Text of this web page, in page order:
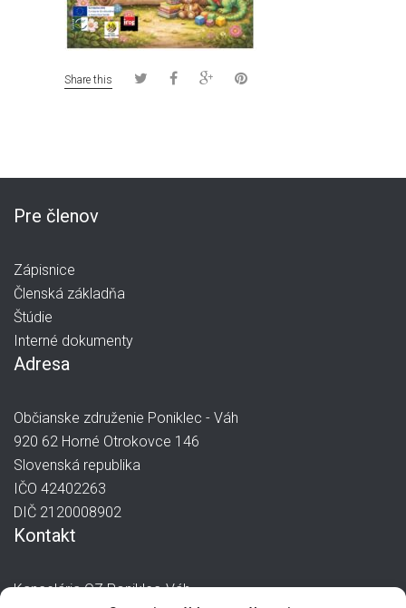
Share this
Pre členov
Zápisnice
Členská základňa
Štúdie
Interné dokumenty
Adresa
Občianske združenie Poniklec - Váh
920 62 Horné Otrokovce 146
Slovenská republika
IČO 42402263
DIČ 2120008902
Kontakt
Kancelária OZ Poniklec-Váh